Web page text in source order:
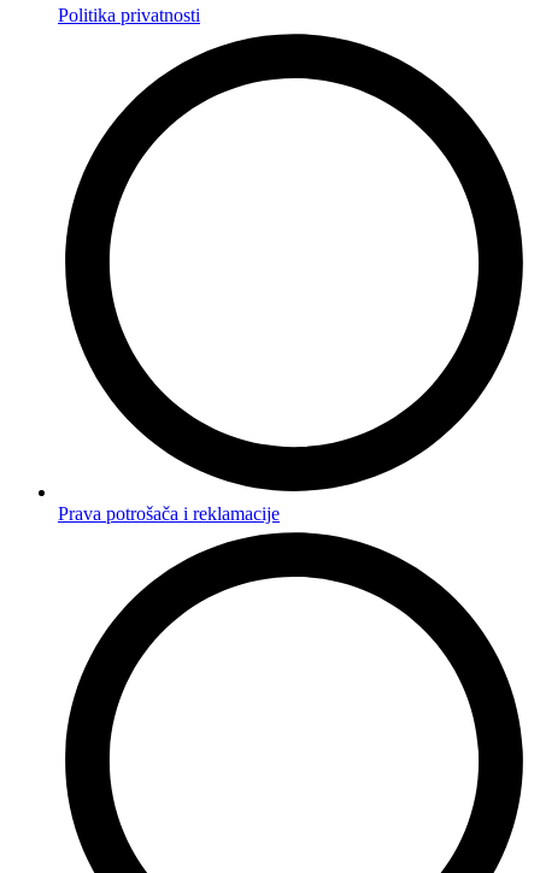
Politika privatnosti
Prava potrošača i reklamacije